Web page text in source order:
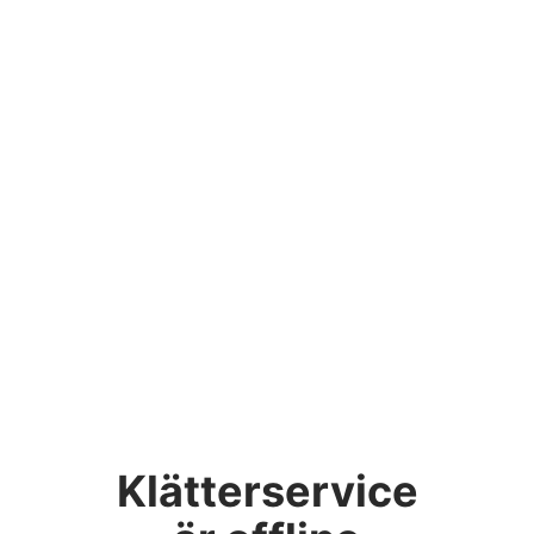
Klätterservice